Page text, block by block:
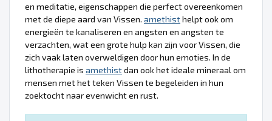
en meditatie, eigenschappen die perfect overeenkomen
met de diepe aard van Vissen. amethisthelpt ook om
energieën te kanaliseren en angsten en angsten te
verzachten, wat een grote hulp kan zijn voor Vissen, die
zich vaak laten overweldigen door hun emoties. In de
lithotherapie is amethistdan ook het ideale mineraal om
mensen met het teken Vissen te begeleiden in hun
zoektocht naar evenwicht en rust.